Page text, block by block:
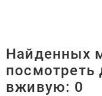
Найденных
посмотреть
вживую: 0